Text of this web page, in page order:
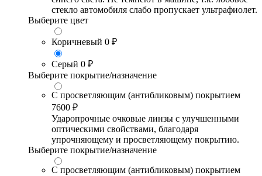
стекло автомобиля слабо пропускает ультрафиолет.
Выберите цвет
Коричневый 0 ₽
Серый 0 ₽
Выберите покрытие/назначение
С просветляющим (антибликовым) покрытием
7600 ₽
Ударопрочные очковые линзы с улучшенными
оптическими свойствами, благодаря
упрочняющему и просветляющему покрытию.
Выберите покрытие/назначение
С просветляющим (антибликовым) покрытием